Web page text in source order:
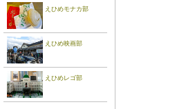
えひめモナカ部
えひめ映画部
えひめレゴ部